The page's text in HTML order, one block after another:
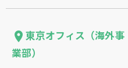
place 東京オフィス（海外事
業部）